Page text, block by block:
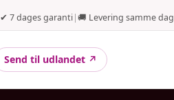
✔ 7 dages garanti|🚚 Levering samme dag
Send til udlandet ↗